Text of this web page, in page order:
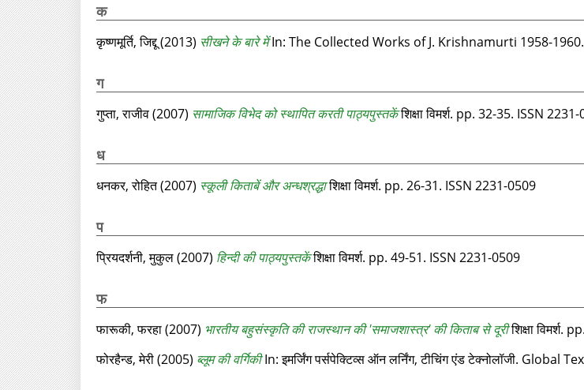
क
कृष्णमूर्ति, जिद्दू(2013) सीखने के बारे मेंIn: The Collected Works of J. Krishnamurti 1958-
ग
गुप्ता, राजीव(2007) सामाजिक विभेद को स्थापित करती पाठ्यपुस्तकेंशिक्षा विमर्श. pp. 32-35. ISSN
ध
धनकर, रोहित(2007) स्कूली किताबें और अन्धश्रद्धाशिक्षा विमर्श. pp. 26-31. ISSN 2231-0509
प
प्रियदर्शनी, मुकुल(2007) हिन्दी की पाठ्यपुस्तकेंशिक्षा विमर्श. pp. 49-51. ISSN 2231-0509
फ
फारूकी, फरहा(2007) भारतीय बहुसंस्कृति की राजस्थान की 'समाजशास्त्र' की किताब से दूरीशिक्षा विमर्श.
फोरहैन्ड, मेरी(2005) ब्लूम की वर्गिकीIn: इमर्जिंग पर्सपेक्टिव्स ऑन लर्निंग, टीचिंग एंड टेक्नोलॉजी.